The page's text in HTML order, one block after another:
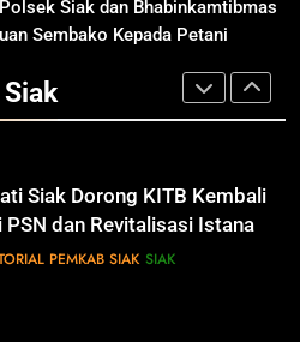
HUT RI Ke-79
Siak dan Bhabinkamtibmas
Sembako Kepada Petani
Siak Manfaatkan Lahan
Jadi Produktif Dorong PAD
Warga
PEMKAB SIAK
Siak Dorong KITB Kembali
PSN dan Revitalisasi Istana
Siak
PEMKAB SIAK SIAK